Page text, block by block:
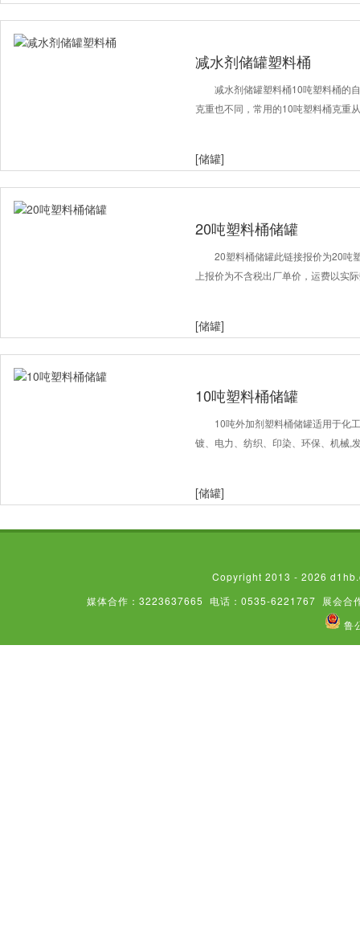
减水剂储罐塑料桶
减水剂储罐塑料桶10吨塑料桶的
克重也不同，常用的10吨塑料桶克重
[储罐]
20吨塑料桶储罐
20塑料桶储罐此链接报价为20吨
上报价为不含税出厂单价，运费以实
[储罐]
10吨塑料桶储罐
10吨外加剂塑料桶储罐适用于化
镀、电力、纺织、印染、环保、机械,
[储罐]
Copyright 2013 - 2026
媒体合作：3223637665
电话：0535-6221767 展会合
鲁